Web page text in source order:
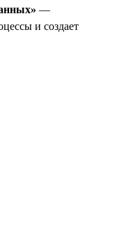
—
и создает